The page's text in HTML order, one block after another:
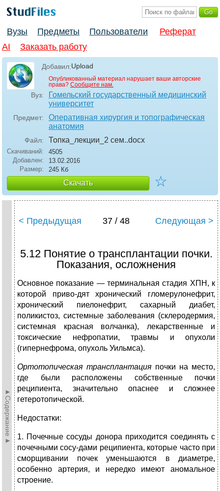
Вузы Предметы Пользователи
Реферат
AI
Заказать работу
Добавил:Upload
Опубликованный материал нарушает ваши авторские
права? Сообщите нам.
Вуз:
Гомельский государственный медицинский
университет
Предмет:
Оперативная хирургия и топографическая
анатомия
Файл: Топка_лекции_2 сем..docx
Скачиваний:
4505
Добавлен:
13.02.2016
Размер:
245 Кб
Скачать ☆
►Содержание►
< Предыдущая 37 / 48 Следующая >
5.12 Понятие о трансплантации почки.
Показания, осложнения
Основное показание — терминальная стадия ХПН, к
которой приво-дят хронический гломерулонефрит,
хронический пиелонефрит, сахарный диабет,
поликистоз, системные заболевания (склеродермия,
системная красная волчанка), лекарственные и
токсические нефропатии, травмы и опухоли
(гипернефрома, опухоль Уильмса).
Ортотопическая трансплантация почки на место,
где были расположены собственные почки
реципиента, значительно опаснее и сложнее
гетеротопической.
Недостатки:
1. Почечные сосуды донора приходится соединять с
почечными сосу-дами реципиента, которые часто при
сморщивании почек уменьшаются в диаметре,
особенно артерия, и нередко имеют аномальное
строение.